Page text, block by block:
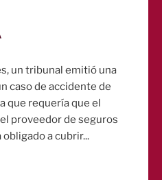
un tribunal emitió una
caso de accidente de
que requería que el
proveedor de seguros
a cubrir...